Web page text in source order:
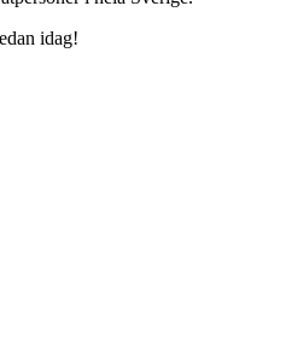
idag!